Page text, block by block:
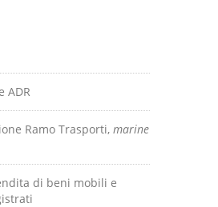
ADR
Ramo Trasporti, marine
di beni mobili e